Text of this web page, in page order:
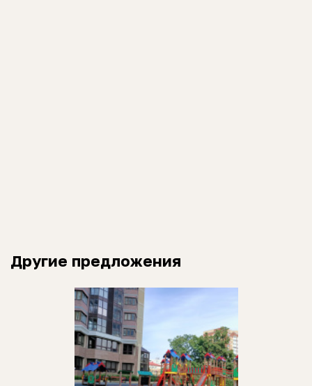
Другие предложения